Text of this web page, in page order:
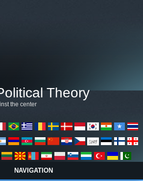
Theory
the center
NAVIGATION